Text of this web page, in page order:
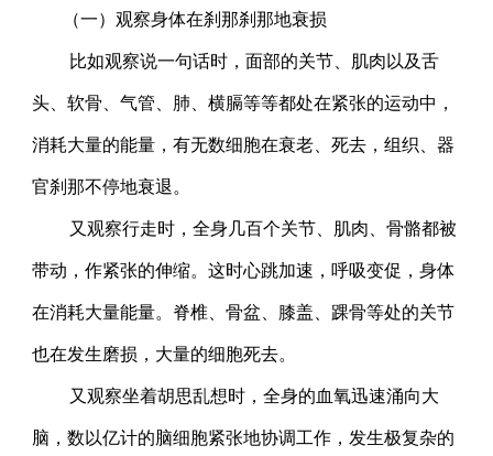
（一）观察身体在刹那刹那地衰损
比如观察说一句话时，面部的关节、肌肉以及舌
头、软骨、气管、肺、横膈等等都处在紧张的运动中，
消耗大量的能量，有无数细胞在衰老、死去，组织、器
官刹那不停地衰退。
又观察行走时，全身几百个关节、肌肉、骨骼都被
带动，作紧张的伸缩。这时心跳加速，呼吸变促，身体
在消耗大量能量。脊椎、骨盆、膝盖、踝骨等处的关节
也在发生磨损，大量的细胞死去。
又观察坐着胡思乱想时，全身的血氧迅速涌向大
脑，数以亿计的脑细胞紧张地协调工作，发生极复杂的